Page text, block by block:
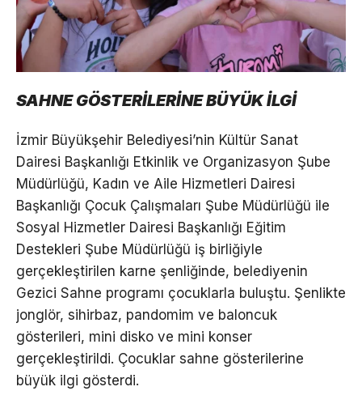
SAHNE GÖSTERİLERİNE BÜYÜK İLGİ
İzmir Büyükşehir Belediyesi’nin Kültür Sanat
Dairesi Başkanlığı Etkinlik ve Organizasyon Şube
Müdürlüğü, Kadın ve Aile Hizmetleri Dairesi
Başkanlığı Çocuk Çalışmaları Şube Müdürlüğü ile
Sosyal Hizmetler Dairesi Başkanlığı Eğitim
Destekleri Şube Müdürlüğü iş birliğiyle
gerçekleştirilen karne şenliğinde, belediyenin
Gezici Sahne programı çocuklarla buluştu. Şenlikte
jonglör, sihirbaz, pandomim ve baloncuk
gösterileri, mini disko ve mini konser
gerçekleştirildi. Çocuklar sahne gösterilerine
büyük ilgi gösterdi.